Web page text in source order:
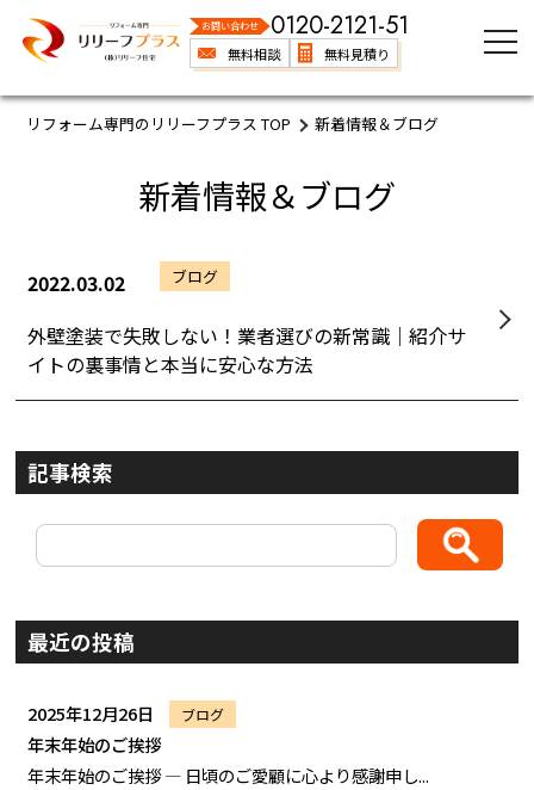
お問い合わせ 0120-2121-51
無料相談 無料見積り
リフォーム専門のリリーフプラス TOP 新着情報＆ブログ
新着情報＆ブログ
2022.03.02 ブログ
外壁塗装で失敗しない！業者選びの新常識｜紹介サ
イトの裏事情と本当に安心な方法
記事検索
最近の投稿
2025年12月26日 ブログ
年末年始のご挨拶
年末年始のご挨拶 ― 日頃のご愛顧に心より感謝申し...